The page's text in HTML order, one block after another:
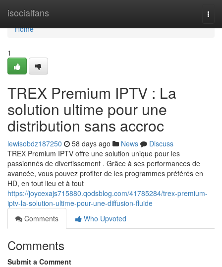
isocialfans
Home
Home
1
TREX Premium IPTV : La
solution ultime pour une
distribution sans accroc
lewisobdz187250 58 days ago News
Discuss
TREX Premium IPTV offre une solution unique pour les
passionnés de divertissement . Grâce à ses performances de
avancée, vous pouvez profiter de les programmes préférés en
HD, en tout lieu et à tout
https://joycexajs715880.qodsblog.com/41785284/trex-premium-
iptv-la-solution-ultime-pour-une-diffusion-fluide
Comments
Who Upvoted
Comments
Submit a Comment